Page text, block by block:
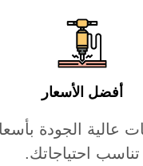
أفضل الأسعار
عالية الجودة
تناسب احتياجاتك.